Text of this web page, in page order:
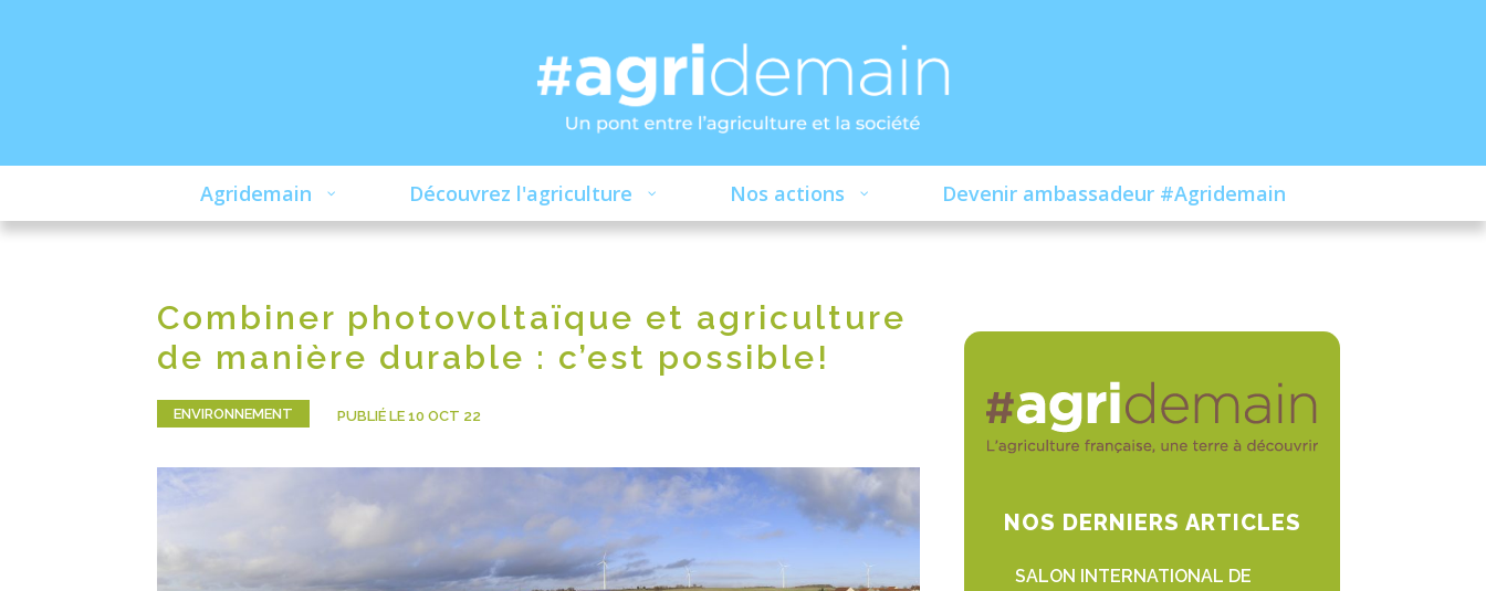
Agridemain Découvrez l'agriculture Nos actions Devenir ambassadeur #Agridemain
Combiner photovoltaïque et agriculture
de manière durable : c’est possible!
ENVIRONNEMENT PUBLIÉ LE 10 OCT 22
NOS DERNIERS ARTICLES
SALON INTERNATIONAL DE